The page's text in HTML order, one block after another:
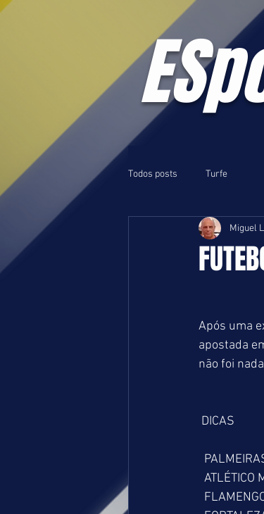
Todos posts Turfe
Miguel
Após uma
apostada
não foi
DICAS
ATLÉTICO
FLAMENGO